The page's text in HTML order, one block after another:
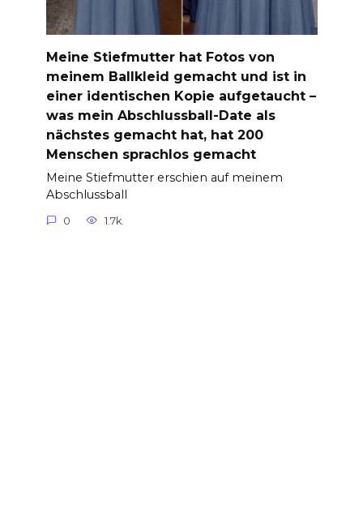
Meine Stiefmutter hat Fotos von
meinem Ballkleid gemacht und ist in
einer identischen Kopie aufgetaucht –
was mein Abschlussball-Date als
nächstes gemacht hat, hat 200
Menschen sprachlos gemacht
Meine Stiefmutter erschien auf meinem
Abschlussball
0 1.7k.